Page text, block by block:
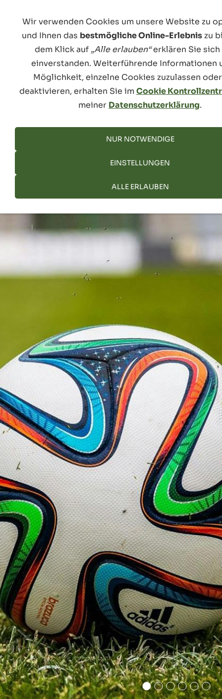
... MÖCHTE ICH SEHEN.
NAVIGATION EINBLENDEN
Wir verwenden Cookies um unsere Website zu
und Ihnen das bestmögliche Online-Erlebniszu
dem Klick auf „Alle erlauben“erklären Sie
einverstanden. Weiterführende Informationen
Möglichkeit, einzelne Cookies zuzulassen
deaktivieren, erhalten Sie imCookie
meiner Datenschutzerklärung.
NUR NOTWENDIGE
EINSTELLUNGEN
ALLE ERLAUBEN